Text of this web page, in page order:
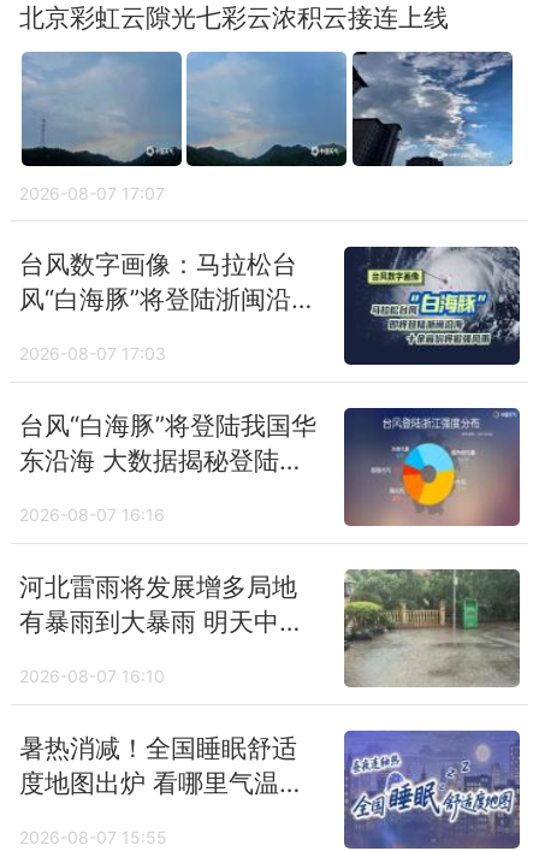
北京彩虹云隙光七彩云浓积云接连上线
2026-08-07 17:07
台风数字画像：马拉松台
风“白海豚”将登陆浙闽沿海
2026-08-07 17:03
台风“白海豚”将登陆我国华
东沿海 大数据揭秘登陆浙
2026-08-07 16:16
河北雷雨将发展增多局地
有暴雨到大暴雨 明天中南
2026-08-07 16:10
暑热消减！全国睡眠舒适
度地图出炉 看哪里气温适
2026-08-07 15:55